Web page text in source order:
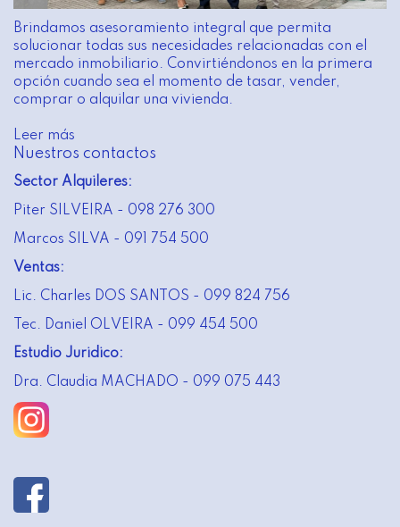
Brindamos asesoramiento integral que permita
solucionar todas sus necesidades relacionadas con el
mercado inmobiliario. Convirtiéndonos en la primera
opción cuando sea el momento de tasar, vender,
comprar o alquilar una vivienda.
Leer más
Nuestros contactos
Sector Alquileres:
Piter SILVEIRA - 098 276 300
Marcos SILVA - 091 754 500
Ventas:
Lic. Charles DOS SANTOS - 099 824 756
Tec. Daniel OLVEIRA - 099 454 500
Estudio Juridico:
Dra. Claudia MACHADO - 099 075 443